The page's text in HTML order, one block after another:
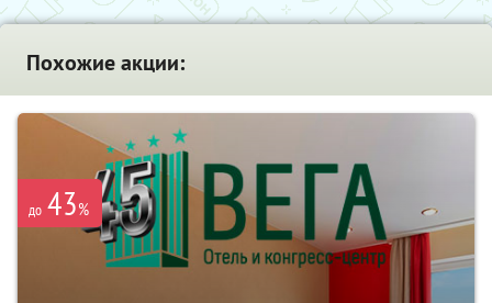
Похожие акции:
до 43%